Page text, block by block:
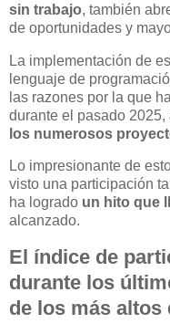
sin trabajo, también
de oportunidades y
La implementación de
lenguaje de
las razones por la que
durante el pasado
los numerosos
Lo impresionante de
visto una participación
ha logrado un hito que
alcanzado.
El índice de
durante los
de los más altos